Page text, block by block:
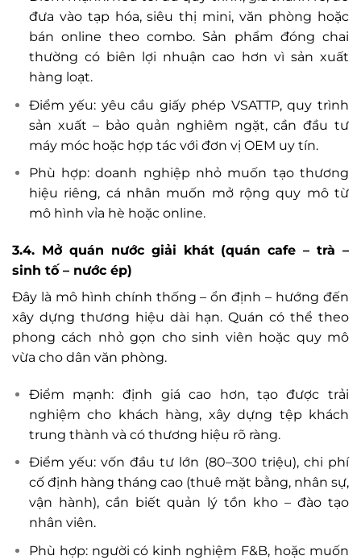
đưa vào tạp hóa, siêu thị mini, văn phòng hoặc
bán online theo combo. Sản phẩm đóng chai
thường có biên lợi nhuận cao hơn vì sản xuất
hàng loạt.
Điểm yếu: yêu cầu giấy phép VSATTP, quy trình
sản xuất – bảo quản nghiêm ngặt, cần đầu tư
máy móc hoặc hợp tác với đơn vị OEM uy tín.
Phù hợp: doanh nghiệp nhỏ muốn tạo thương
hiệu riêng, cá nhân muốn mở rộng quy mô từ
mô hình vỉa hè hoặc online.
3.4. Mở quán nước giải khát (quán cafe – trà –
sinh tố – nước ép)
Đây là mô hình chính thống – ổn định – hướng đến
xây dựng thương hiệu dài hạn. Quán có thể theo
phong cách nhỏ gọn cho sinh viên hoặc quy mô
vừa cho dân văn phòng.
Điểm mạnh: định giá cao hơn, tạo được trải
nghiệm cho khách hàng, xây dựng tệp khách
trung thành và có thương hiệu rõ ràng.
Điểm yếu: vốn đầu tư lớn (80–300 triệu), chi phí
cố định hàng tháng cao (thuê mặt bằng, nhân sự,
vận hành), cần biết quản lý tồn kho – đào tạo
nhân viên.
Phù hợp: người có kinh nghiệm F&B, hoặc muốn